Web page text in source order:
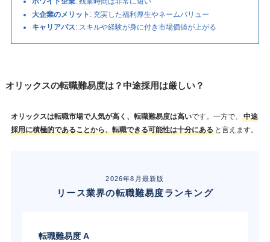
大企業のメリット : 充実した福利厚生やネームバリュー
キャリアパス: スキルや経験が身に付き市場価値が上がる
オリックスの転職難易度は？中途採用は厳しい？
オリックスは転職市場で人気が高く、転職難易度は高いです。一方で、
中途
採用に積極的であることから、転職できる可能性は十分にある と言えます。
2026年8月最新版
リース業界の転職難易度ランキング
転職難易度 A